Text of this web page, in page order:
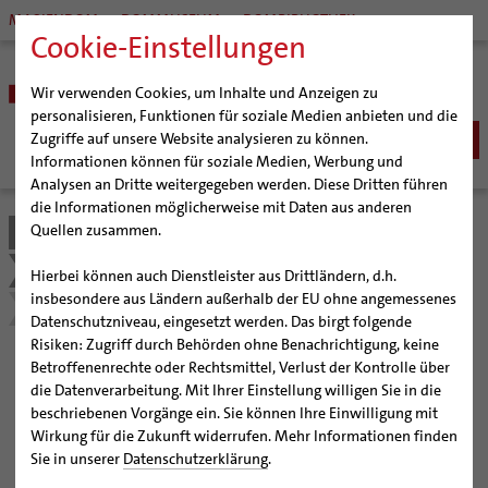
Cookie-Einstellungen
Wir verwenden Cookies, um Inhalte und Anzeigen zu
personalisieren, Funktionen für soziale Medien anbieten und die
Zugriffe auf unsere Website analysieren zu können.
Informationen können für soziale Medien, Werbung und
Analysen an Dritte weitergegeben werden. Diese Dritten führen
die Informationen möglicherweise mit Daten aus anderen
Quellen zusammen.
Hierbei können auch Dienstleister aus Drittländern, d.h.
insbesondere aus Ländern außerhalb der EU ohne angemessenes
Datenschutzniveau, eingesetzt werden. Das birgt folgende
Risiken: Zugriff durch Behörden ohne Benachrichtigung, keine
Betroffenenrechte oder Rechtsmittel, Verlust der Kontrolle über
die Datenverarbeitung. Mit Ihrer Einstellung willigen Sie in die
beschriebenen Vorgänge ein. Sie können Ihre Einwilligung mit
Wirkung für die Zukunft widerrufen. Mehr Informationen finden
Sie in unserer Datenschutzerklärung.
MARIENDOM DOMMUSEUM DOMBIBLIOTHEK
BISTUM
Bischöfe
Weihbischof Dr. Martin Marahrens
Bischof em. Norbert Trelle
Weihbischof em. Bongartz
Weihbischof em. Schwerdtfeger
Weihbischof em. Koitz
Bischof em. Dr. Wüstenberg
Generalvikariat
Gremien
Diözesangericht
Gemeindegremien
Pfarrgemeinden
Hildesheimer Dom
Virtueller Rundgang durch den Dom
Tausendjähriger Rosenstock
Die Hildesheimer Dommusik
Wallfahrten | Pilgern
Termine Wallfahrten und Pilgern
Jakobswege im Bistum Hildesheim
Veranstaltungen
Strategieprozess
Jugend
SEELSORGE
Katholisch werden
Wiedereintritt
Erwachsenenkatechumenat
Glaube leben
Glaubensveranstaltungen
Taufe
Fragen zur Taufe
Erwachsenentaufe
Taufsymbole
Erstkommunion
Firmung
Hochzeit
Katholisch heiraten
Lebensende
BERATUNG & HILFE
Ehe-, Familien-, und Lebensberatung (EFL)
Schwangerenberatung
Beratungsstellen
Prävention und Hilfe bei sexualisierter Gewalt
Schuldnerberatung
Beratungsstellen
Caritas
Bischöfliche Stiftung Gemeinsam für das Leben
BILDUNG & KULTUR
Schulen | Hochschulen
Katholische Schulen im Bistum
Veranstaltungen
Schulpastoral
Dommuseum
Dombibliothek
Bistumsarchiv
KIRCHE & GESELLSCHAFT
Ökumene
Interreligiöser Dialog
Weltkirche
Bistum Hildesheim
Schöpfungsgerecht 2035
Umweltkoffer - ein praktischer Leitfaden
Umweltkoffer - ein
praktischer Leitfaden